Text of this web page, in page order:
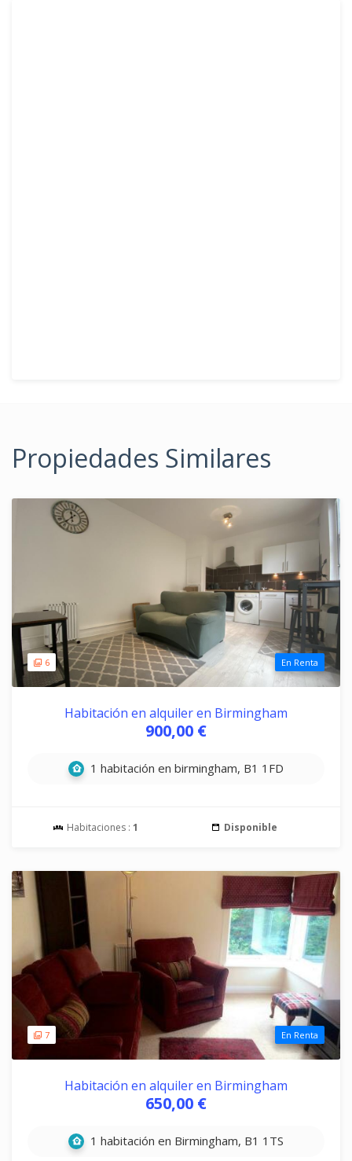
Propiedades Similares
6 En Renta
Habitación en alquiler en Birmingham
900,00 €
1 habitación en birmingham, B1 1FD
Habitaciones : 1 Disponible
7 En Renta
Habitación en alquiler en Birmingham
650,00 €
1 habitación en Birmingham, B1 1TS